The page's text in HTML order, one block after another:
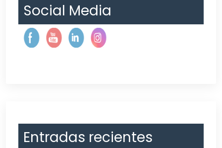
Social Media
Entradas recientes